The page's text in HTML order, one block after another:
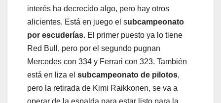
interés ha decrecido algo, pero hay otros
alicientes. Está en juego el subcampeonato
por escuderías. El primer puesto ya lo tiene
Red Bull, pero por el segundo pugnan
Mercedes con 334 y Ferrari con 323. También
está en liza el subcampeonato de pilotos,
pero la retirada de Kimi Raikkonen, se va a
operar de la espalda para estar listo para la